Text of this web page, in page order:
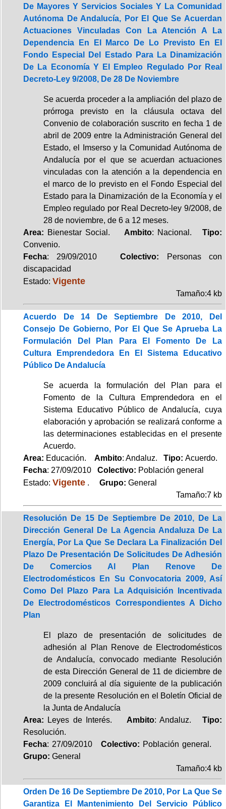
De Mayores Y Servicios Sociales Y La Comunidad
Autónoma De Andalucía, Por El Que Se Acuerdan
Actuaciones Vinculadas Con La Atención A La
Dependencia En El Marco De Lo Previsto En El
Fondo Especial Del Estado Para La Dinamización
De La Economía Y El Empleo Regulado Por Real
Decreto-Ley 9/2008, De 28 De Noviembre
Se acuerda proceder a la ampliación del plazo de
prórroga previsto en la cláusula octava del
Convenio de colaboración suscrito en fecha 1 de
abril de 2009 entre la Administración General del
Estado, el Imserso y la Comunidad Autónoma de
Andalucía por el que se acuerdan actuaciones
vinculadas con la atención a la dependencia en
el marco de lo previsto en el Fondo Especial del
Estado para la Dinamización de la Economía y el
Empleo regulado por Real Decreto-ley 9/2008, de
28 de noviembre, de 6 a 12 meses.
Area: Bienestar Social. Ambito: Nacional. Tipo:
Convenio.
Fecha: 29/09/2010 Colectivo:
Personas con
discapacidad
Estado: Vigente
Tamaño:4 kb
Acuerdo De 14 De Septiembre De 2010, Del
Consejo De Gobierno, Por El Que Se Aprueba La
Formulación Del Plan Para El Fomento De La
Cultura Emprendedora En El Sistema Educativo
Público De Andalucía
Se acuerda la formulación del Plan para el
Fomento de la Cultura Emprendedora en el
Sistema Educativo Público de Andalucía, cuya
elaboración y aprobación se realizará conforme a
las determinaciones establecidas en el presente
Acuerdo.
Area: Educación. Ambito: Andaluz. Tipo: Acuerdo.
Fecha: 27/09/2010 Colectivo: Población general
Estado: Vigente . Grupo: General
Tamaño:7 kb
Resolución De 15 De Septiembre De 2010, De La
Dirección General De La Agencia Andaluza De La
Energía, Por La Que Se Declara La Finalización Del
Plazo De Presentación De Solicitudes De Adhesión
De Comercios Al Plan Renove De
Electrodomésticos En Su Convocatoria 2009, Así
Como Del Plazo Para La Adquisición Incentivada
De Electrodomésticos Correspondientes A Dicho
Plan
El plazo de presentación de solicitudes de
adhesión al Plan Renove de Electrodomésticos
de Andalucía, convocado mediante Resolución
de esta Dirección General de 11 de diciembre de
2009 concluirá al día siguiente de la publicación
de la presente Resolución en el Boletín Oficial de
la Junta de Andalucía
Area: Leyes de Interés. Ambito: Andaluz.Tipo:
Resolución.
Fecha: 27/09/2010Colectivo: Población general.
Grupo: General
Tamaño:4 kb
Orden De 16 De Septiembre De 2010, Por La Que Se
Garantiza El Mantenimiento Del Servicio Público